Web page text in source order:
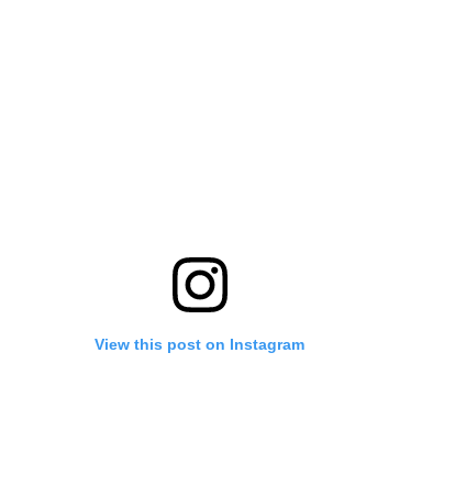
View this post on Instagram